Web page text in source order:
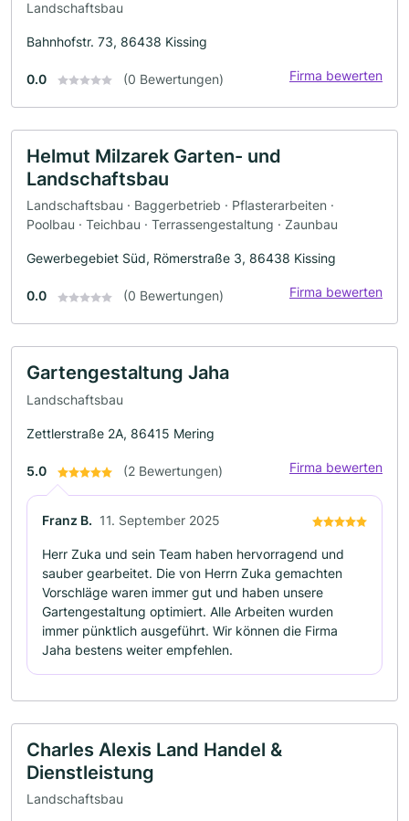
Landschaftsbau
Bahnhofstr. 73, 86438 Kissing
0.0 (0 Bewertungen) Firma bewerten
Helmut Milzarek Garten- und
Landschaftsbau
Landschaftsbau · Baggerbetrieb · Pflasterarbeiten ·
Poolbau · Teichbau · Terrassengestaltung · Zaunbau
Gewerbegebiet Süd, Römerstraße 3, 86438 Kissing
0.0 (0 Bewertungen) Firma bewerten
Gartengestaltung Jaha
Landschaftsbau
Zettlerstraße 2A, 86415 Mering
5.0 (2 Bewertungen) Firma bewerten
Franz B. 11. September 2025
Herr Zuka und sein Team haben hervorragend und
sauber gearbeitet. Die von Herrn Zuka gemachten
Vorschläge waren immer gut und haben unsere
Gartengestaltung optimiert. Alle Arbeiten wurden
immer pünktlich ausgeführt. Wir können die Firma
Jaha bestens weiter empfehlen.
Charles Alexis Land Handel &
Dienstleistung
Landschaftsbau